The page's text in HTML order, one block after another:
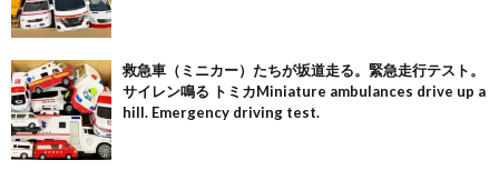
救急車（ミニカー）たちが坂道走る。緊急走行テスト。
サイレン鳴る トミカMiniature ambulances drive up a
hill. Emergency driving test.